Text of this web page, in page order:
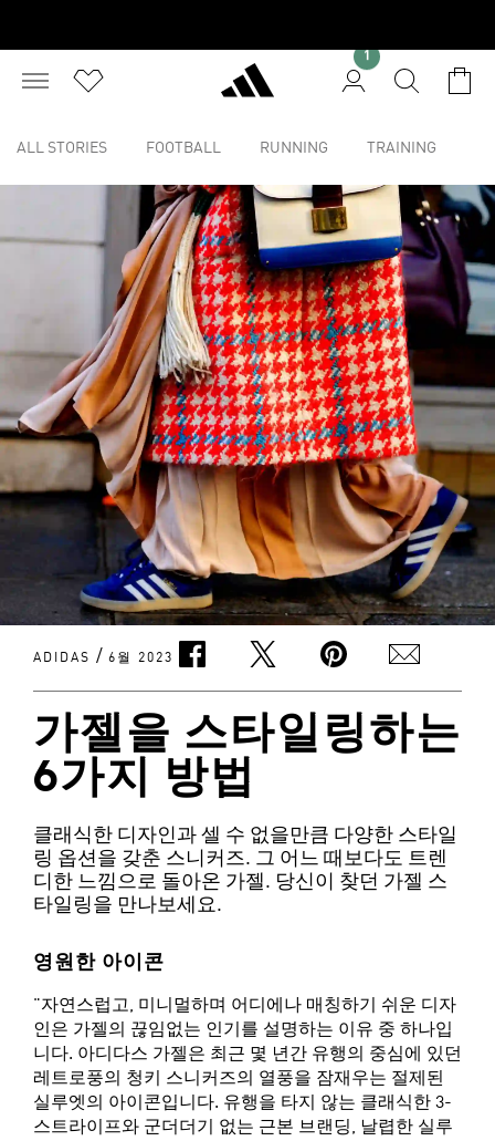
1
ALL STORIES FOOTBALL RUNNING TRAINING
ADIDAS / 6월 2023
가젤을 스타일링하는
6가지 방법
클래식한 디자인과 셀 수 없을만큼 다양한 스타일
링 옵션을 갖춘 스니커즈. 그 어느 때보다도 트렌
디한 느낌으로 돌아온 가젤. 당신이 찾던 가젤 스
타일링을 만나보세요.
영원한 아이콘
"자연스럽고, 미니멀하며 어디에나 매칭하기 쉬운 디자
인은 가젤의 끊임없는 인기를 설명하는 이유 중 하나입
니다. 아디다스 가젤은 최근 몇 년간 유행의 중심에 있던
레트로풍의 청키 스니커즈의 열풍을 잠재우는 절제된
실루엣의 아이콘입니다. 유행을 타지 않는 클래식한 3-
스트라이프와 군더더기 없는 근본 브랜딩, 날렵한 실루